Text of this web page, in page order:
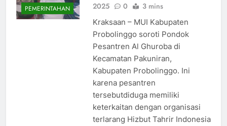
PEMERINTAHAN
2025
0 3 mins
Kraksaan – MUI Kabupaten
Probolinggo soroti Pondok
Pesantren Al Ghuroba di
Kecamatan Pakuniran,
Kabupaten Probolinggo. Ini
karena pesantren
tersebutdiduga memiliki
keterkaitan dengan organisasi
terlarang Hizbut Tahrir Indonesia